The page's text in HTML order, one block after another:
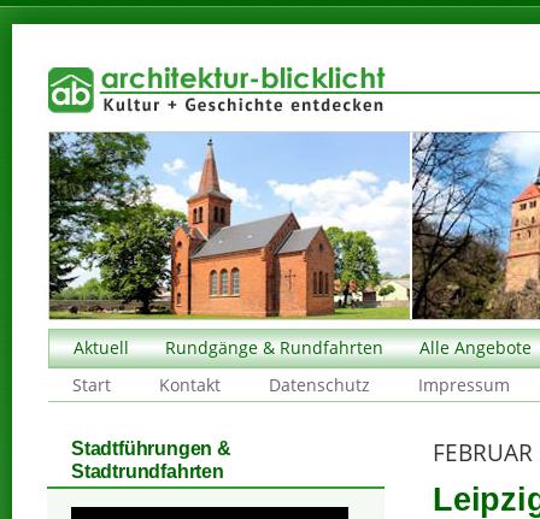
Aktuell Rundgänge & Rundfahrten
Alle Angebote
Start
Kontakt Datenschutz Impressum
Stadtführungen &
Stadtrundfahrten